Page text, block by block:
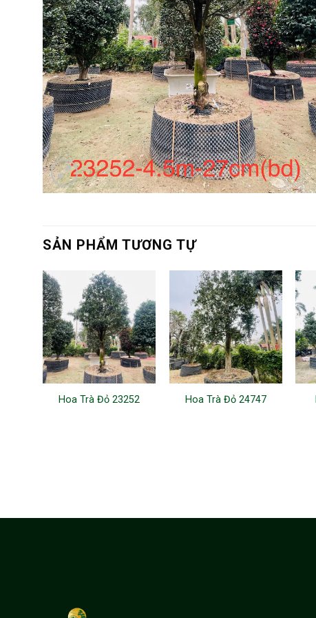
SẢN PHẨM TƯƠNG TỰ
Hoa Trà Đỏ 23252 Hoa Trà Đỏ 24747